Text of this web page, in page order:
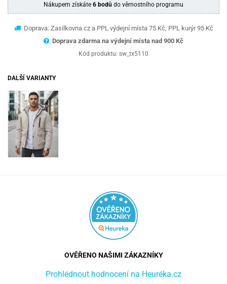
Nákupem získáte 6 bodů do věrnostního programu
Doprava: Zasilkovna.cz a PPL výdejní místa 75 Kč, PPL kurýr 95 Kč
Doprava zdarma na výdejní místa nad 900 Kč
Kód produktu: sw_tx5110
DALŠÍ VARIANTY
OVĚŘENO NAŠIMI ZÁKAZNÍKY
Prohlédnout hodnocení na Heuréka.cz